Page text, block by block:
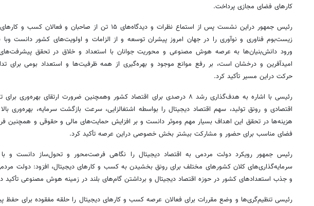
کارهای فضای مجازی پرداخت.
رئیسجمهور دراین
نشست پس از استماع نظرات و دیدگاه‌های ۱۵ تن از صاحبان و فعالان کسب
زیست‌بوم فناوری و نوآوری را در جهان امروز پیشران توسعه و از الزامات و اولویت‌های کشور دانست وبا
ورود دانش‌بنیان‌ها به عرصه هوش مصنوعی و محوریت جوانان با استعداد و خلاق در تحقق
امیدآفرین و درخشان است، بر رفع موانع موجود و بهره‌گیری از همه ظرفیت‌ها و استعداد بومی برای
حرکت دراین مسیر تأکید کرد.
رئیسیبا اشاره به هدف‌گذاری رشد ۸ درصدی برای اقتصاد کشور وهمچنینضرورت ارتقای بهره‌وری
اقتصادی و رونق تولید، سهم اقتصاد دیجیتال را بواسطه اشتغالزایی، سرعت بازگشت سرمایه، بهره‌وری
هزینه‌ها در تحقق این اهداف بسیار مهم وموثر دانست و بر افزایش حمایت‌های مالی و حقوقی و همچنین
فضای مناسب برای حضور و مشارکت بیشتر بخش خصوصی دراین عرصه تأکید کرد.
رئیس جمهور رویکرد دولت مردمی به اقتصاد دیجیتال را نگاهی فرصت‌محور و تحول‌ساز دانست و با
سرمایه‌گذاری‌های کلان کشورهای مختلف برای رونق بخشیدن به کسب و کارهای دیجیتال، افزود: دولت
و جذب استعدادهای کشور در حوزه اقتصاد دیجیتال و برداشتن گام‌های بلند در زمینه هوش مصنوعی تأکید
رئیسی تنظیم‌گری‌ها و وضع مقررات برای فعالان عرصه کسب و کارهای دیجیتال را حلقه مفقوده برای حفظ